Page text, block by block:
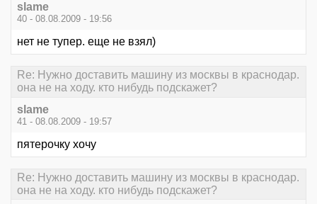
slame
40 - 08.08.2009 - 19:56
нет не тупер. еще не взял)
Re: Нужно доставить машину из москвы в краснодар.
она не на ходу. кто нибудь подскажет?
slame
41 - 08.08.2009 - 19:57
пятерочку хочу
Re: Нужно доставить машину из москвы в краснодар.
она не на ходу. кто нибудь подскажет?